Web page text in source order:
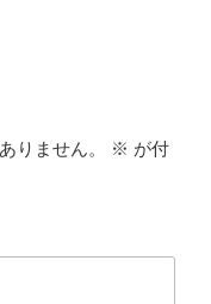
りません。 ※ が付